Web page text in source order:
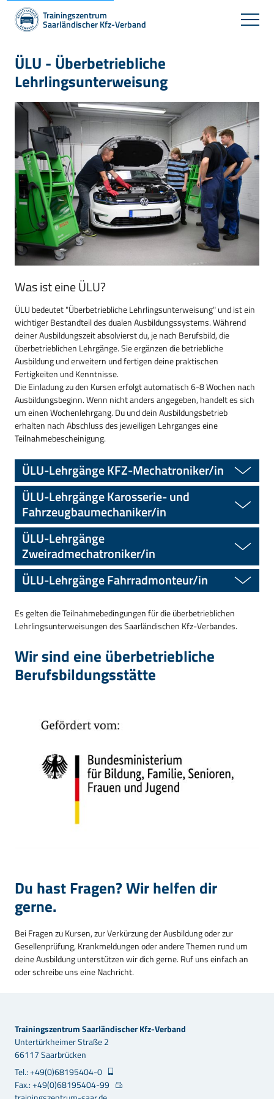
Trainingszentrum
Saarländischer Kfz-Verband
ÜLU - Überbetriebliche
Lehrlingsunterweisung
Was ist eine ÜLU?
ÜLU bedeutet "Überbetriebliche Lehrlingsunterweisung" und ist ein
wichtiger Bestandteil des dualen Ausbildungssystems. Während
deiner Ausbildungszeit absolvierst du, je nach Berufsbild, die
überbetrieblichen Lehrgänge. Sie ergänzen die betriebliche
Ausbildung und erweitern und fertigen deine praktischen
Fertigkeiten und Kenntnisse.
Die Einladung zu den Kursen erfolgt automatisch 6-8 Wochen nach
Ausbildungsbeginn. Wenn nicht anders angegeben, handelt es sich
um einen Wochenlehrgang. Du und dein Ausbildungsbetrieb
erhalten nach Abschluss des jeweiligen Lehrganges eine
Teilnahmebescheinigung.
ÜLU-Lehrgänge KFZ-Mechatroniker/in
ÜLU-Lehrgänge Karosserie- und
Fahrzeugbaumechaniker/in
ÜLU-Lehrgänge
Zweiradmechatroniker/in
ÜLU-Lehrgänge Fahrradmonteur/in
Es gelten die Teilnahmebedingungen für die überbetrieblichen
Lehrlingsunterweisungen des Saarländischen Kfz-Verbandes.
Wir sind eine überbetriebliche
Berufsbildungsstätte
Du hast Fragen? Wir helfen dir
gerne.
Bei Fragen zu Kursen, zur Verkürzung der Ausbildung oder zur
Gesellenprüfung, Krankmeldungen oder andere Themen rund um
deine Ausbildung unterstützen wir dich gerne. Ruf uns einfach an
oder schreibe uns eine Nachricht.
Trainingszentrum Saarländischer Kfz-Verband
Untertürkheimer Straße 2
66117 Saarbrücken
Tel.: +49(0)68195404-0
Fax.: +49(0)68195404-99